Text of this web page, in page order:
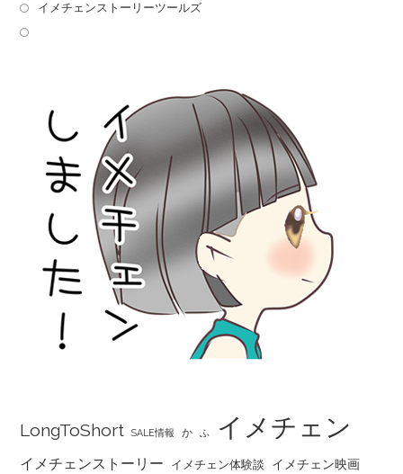
イメチェンストーリーツールズ
LongToShort SALE情報 か ふ イメチェン
イメチェンストーリー イメチェン体験談 イメチェン映画